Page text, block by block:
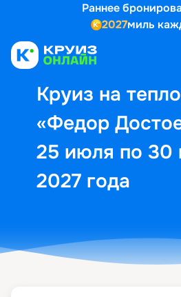
Раннее
2027миль
Круиз на
«Федор
25 июля по 30
2027 года
Выбор